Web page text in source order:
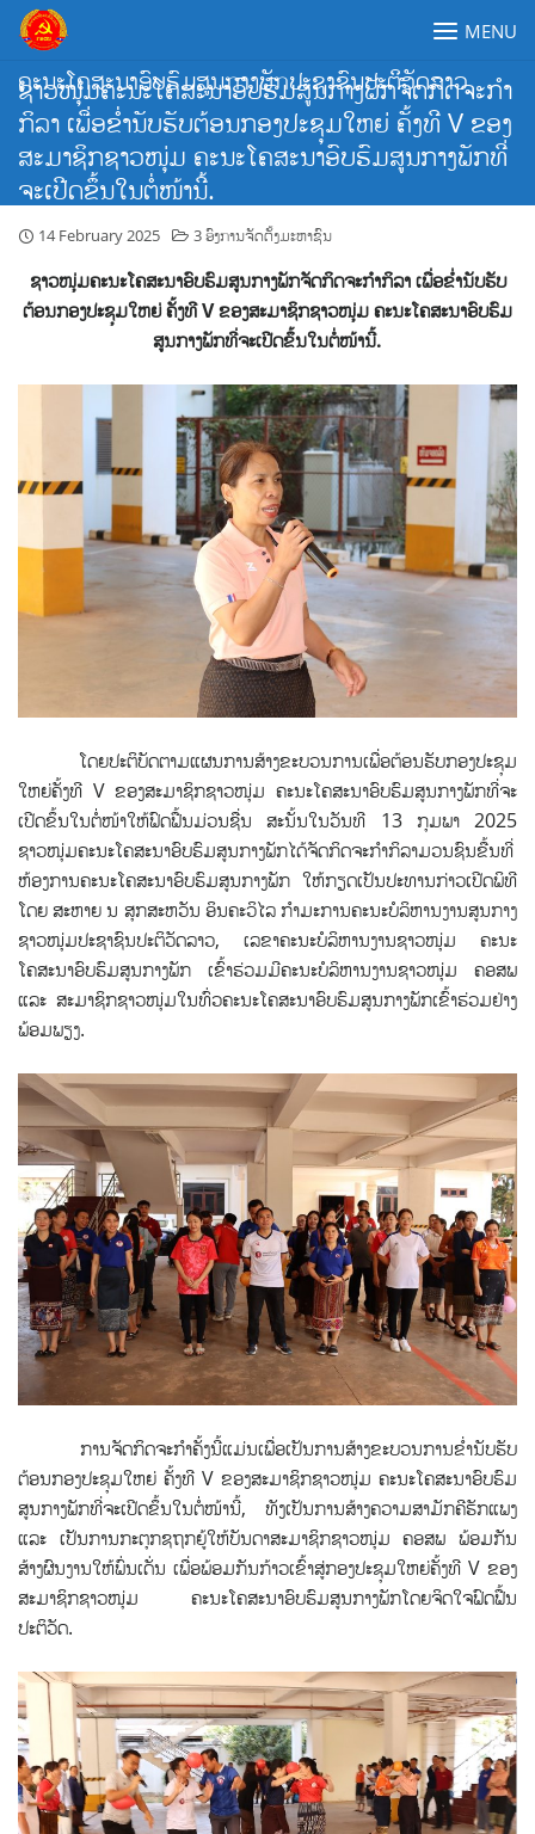
Skip
content
ຄະນະໂຄສະນາອົບຮົມສູນກາງພັກປະຊາຊົນປະຕິວັດລາວ
MENU
ຊາວໜຸ່ມຄະນະໂຄສະນາອົບຮົມສູນກາງພັກຈັດກິດຈະກຳ
ກິລາ ເພື່ອຂໍ່ານັບຮັບຕ້ອນກອງປະຊຸມໃຫຍ່ ຄັ້ງທີ V ຂອງ
ສະມາຊິກຊາວໜຸ່ມ ຄະນະໂຄສະນາອົບຮົມສູນກາງພັກທີ່
ຈະເປີດຂຶ້ນໃນຕໍ່ໜ້ານີ້.
14 February 2025 3 ອົງການຈັດຕັ້ງມະຫາຊົນ
ຊາວໜຸ່ມຄະນະໂຄສະນາອົບຮົມສູນກາງພັກຈັດກິດຈະກຳກິລາ ເພື່ອຂໍ່ານັບຮັບ
ຕ້ອນກອງປະຊຸມໃຫຍ່ ຄັ້ງທີVຂອງສະມາຊິກຊາວໜຸ່ມ ຄະນະໂຄສະນາອົບຮົມ
ສູນກາງພັກທີ່ຈະເປີດຂຶ້ນໃນຕໍ່ໜ້ານີ້.
ໂດຍປະຕິບັດຕາມແຜນການສ້າງຂະບວນການເພື່ອຕ້ອນຮັບກອງປະຊຸມ
ໃຫຍ່ຄັ້ງທີ V ຂອງສະມາຊິກຊາວໜຸ່ມ ຄະນະໂຄສະນາອົບຮົມສູນກາງພັກທີ່ຈະ
ເປີດຂຶ້ນໃນຕໍ່ໜ້າໃຫ້ຟົດຟື້ນມ່ວນຊື່ນ ສະນັ້ນໃນວັນທີ 13 ກຸມພາ 2025
ຊາວໜຸ່ມຄະນະໂຄສະນາອົບຮົມສູນກາງພັກໄດ້ຈັດກິດຈະກຳກິລາມວນຊົນຂື້ນທີ່
ຫ້ອງການຄະນະໂຄສະນາອົບຮົມສູນກາງພັກ ໃຫ້ກຽດເປັນປະທານກ່າວເປີດພິທີ
ໂດຍ ສະຫາຍ ນ ສຸກສະຫວັນ ອິນຄະວິໄລ ກຳມະການຄະນະບໍລິຫານງານສູນກາງ
ຊາວໜຸ່ມປະຊາຊົນປະຕິວັດລາວ, ເລຂາຄະນະບໍລິຫານງານຊາວໜຸ່ມ ຄະນະ
ໂຄສະນາອົບຮົມສູນກາງພັກ ເຂົ້າຮ່ວມມີຄະນະບໍລິຫານງານຊາວໜຸ່ມ ຄອສພ
ແລະ ສະມາຊິກຊາວໜຸ່ມໃນທົ່ວຄະນະໂຄສະນາອົບຮົມສູນກາງພັກເຂົ້າຮ່ວມຢ່າງ
ພ້ອມພຽງ.
ການຈັດກິດຈະກຳຄັ້ງນີ້ແມ່ນເພື່ອເປັນການສ້າງຂະບວນການຂໍ່ານັບຮັບ
ຕ້ອນກອງປະຊຸມໃຫຍ່ ຄັ້ງທີ V ຂອງສະມາຊິກຊາວໜຸ່ມ ຄະນະໂຄສະນາອົບຮົມ
ສູນກາງພັກທີ່ຈະເປີດຂຶ້ນໃນຕໍ່ໜ້ານີ້, ທັງເປັນການສ້າງຄວາມສາມັກຄີຮັກແພງ
ແລະ ເປັນການກະຕຸກຊຖກຍູ້ໃຫ້ບັນດາສະມາຊິກຊາວໜຸ່ມ ຄອສພ ພ້ອມກັນ
ສ້າງຜົນງານໃຫ້ພົ່ນເດັ່ນ ເພື່ອພ້ອມກັນກ້າວເຂົ້າສູ່ກອງປະຊຸມໃຫຍ່ຄັ້ງທີ V ຂອງ
ສະມາຊິກຊາວໜຸ່ມ ຄະນະໂຄສະນາອົບຮົມສູນກາງພັກໂດຍຈິດໃຈຟົດຟື້ນ
ປະຕິວັດ.